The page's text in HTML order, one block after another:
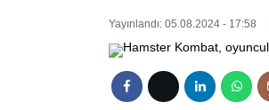
Yayınlandı: 05.08.2024 - 17:58